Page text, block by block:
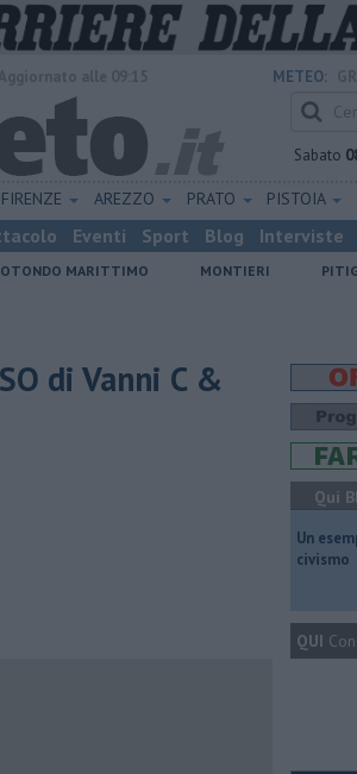
METEO:
Sabato
FIRENZE AREZZO PRATO PISTOIA
Eventi Sport Blog Interviste
MARITTIMO MONTIERI
di Vanni C &
Qui
​Un
civismo
QUI